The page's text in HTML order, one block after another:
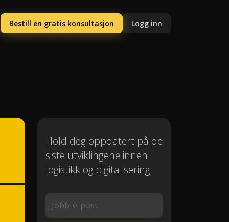
Bestill en gratis konsultasjon Logg inn
Hold deg oppdatert på de
siste utviklingene innen
logistikk og digitalisering
Jobb-e-post